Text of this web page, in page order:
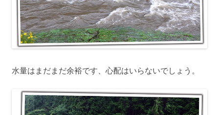
水量はまだまだ余裕です、心配はいらないでしょう。